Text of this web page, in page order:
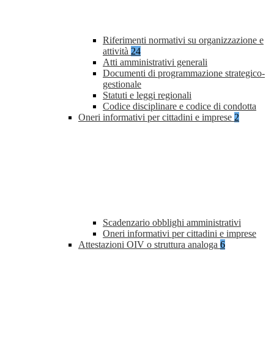
Riferimenti normativi su organizzazione e
attività 24
Atti amministrativi generali
Documenti di programmazione strategico-
gestionale
Statuti e leggi regionali
Codice disciplinare e codice di condotta
Oneri informativi per cittadini e imprese 2
Scadenzario obblighi amministrativi
Oneri informativi per cittadini e imprese
Attestazioni OIV o struttura analoga 6